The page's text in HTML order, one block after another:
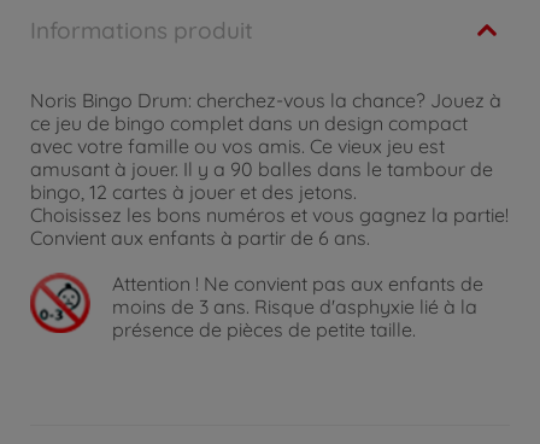
Informations produit
Noris Bingo Drum: cherchez-vous la chance? Jouez à
ce jeu de bingo complet dans un design compact
avec votre famille ou vos amis. Ce vieux jeu est
amusant à jouer. Il y a 90 balles dans le tambour de
bingo, 12 cartes à jouer et des jetons.
Choisissez les bons numéros et vous gagnez la partie!
Convient aux enfants à partir de 6 ans.
Attention ! Ne convient pas aux enfants de
moins de 3 ans. Risque d'asphyxie lié à la
présence de pièces de petite taille.